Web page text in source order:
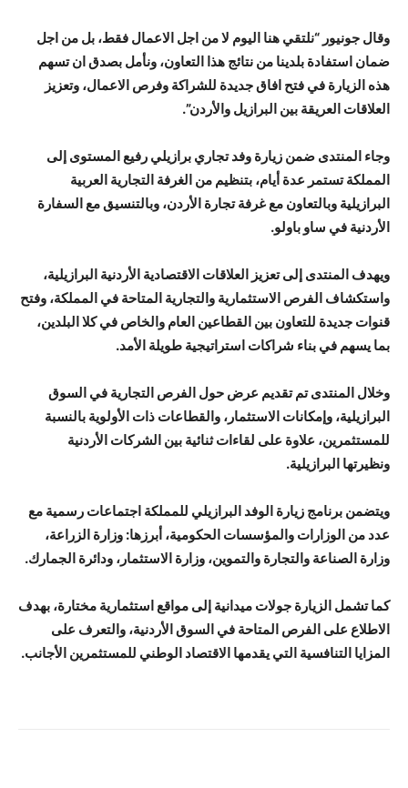
وقال جونيور “نلتقي هنا اليوم لا من اجل الاعمال فقط، بل من اجل
ضمان استفادة بلدينا من نتائج هذا التعاون، ونأمل بصدق ان تسهم
هذه الزيارة في فتح افاق جديدة للشراكة وفرص الاعمال، وتعزيز
العلاقات العريقة بين البرازيل والأردن”.
وجاء المنتدى ضمن زيارة وفد تجاري برازيلي رفيع المستوى إلى
المملكة تستمر عدة أيام، بتنظيم من الغرفة التجارية العربية
البرازيلية وبالتعاون مع غرفة تجارة الأردن، وبالتنسيق مع السفارة
الأردنية في ساو باولو.
ويهدف المنتدى إلى تعزيز العلاقات الاقتصادية الأردنية البرازيلية،
واستكشاف الفرص الاستثمارية والتجارية المتاحة في المملكة، وفتح
قنوات جديدة للتعاون بين القطاعين العام والخاص في كلا البلدين،
بما يسهم في بناء شراكات استراتيجية طويلة الأمد.
وخلال المنتدى تم تقديم عرض حول الفرص التجارية في السوق
البرازيلية، وإمكانات الاستثمار، والقطاعات ذات الأولوية بالنسبة
للمستثمرين، علاوة على لقاءات ثنائية بين الشركات الأردنية
ونظيرتها البرازيلية.
ويتضمن برنامج زيارة الوفد البرازيلي للمملكة اجتماعات رسمية مع
عدد من الوزارات والمؤسسات الحكومية، أبرزها: وزارة الزراعة،
وزارة الصناعة والتجارة والتموين، وزارة الاستثمار، ودائرة الجمارك.
كما تشمل الزيارة جولات ميدانية إلى مواقع استثمارية مختارة، بهدف
الاطلاع على الفرص المتاحة في السوق الأردنية، والتعرف على
المزايا التنافسية التي يقدمها الاقتصاد الوطني للمستثمرين الأجانب.